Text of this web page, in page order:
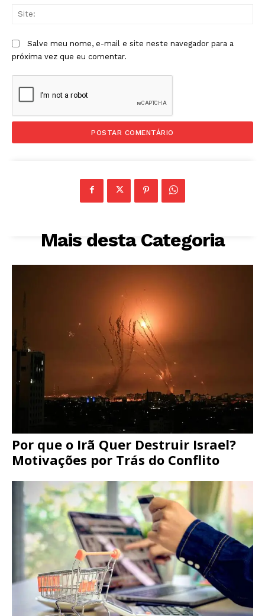
Salve meu nome, e-mail e site neste navegador para a
próxima vez que eu comentar.
Mais desta Categoria
Por que o Irã Quer Destruir Israel?
Motivações por Trás do Conflito